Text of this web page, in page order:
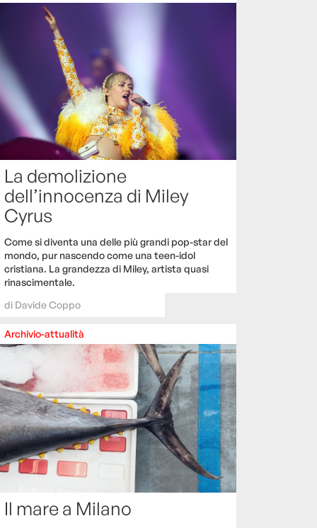
La demolizione
dell’innocenza di Miley
Cyrus
Come si diventa una delle più grandi pop-star del
mondo, pur nascendo come una teen-idol
cristiana. La grandezza di Miley, artista quasi
rinascimentale.
di Davide Coppo
Archivio-attualità
Il mare a Milano